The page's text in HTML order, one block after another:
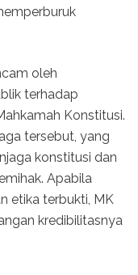
oleh
terhadap
Konstitusi.
tersebut, yang
konstitusi dan
Apabila
etika terbukti, MK
kredibilitasnya